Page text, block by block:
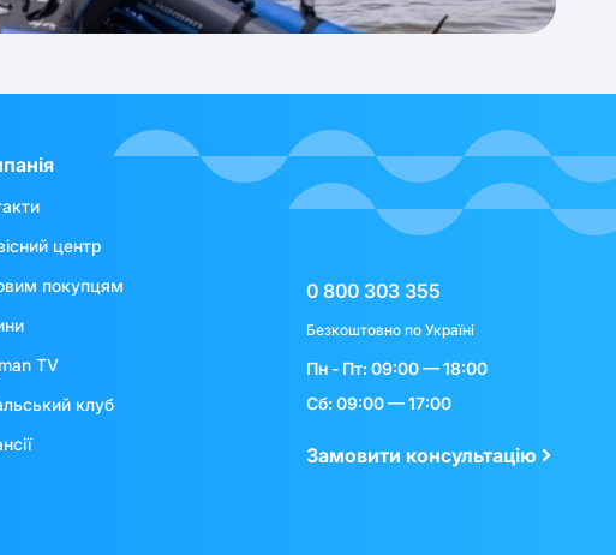
центр
покупцям
TV
клуб
0 800 303 355
Безкоштовно по Україні
Пн - Пт: 09:00 — 18:00
Сб: 09:00 — 17:00
Замовити консультацію